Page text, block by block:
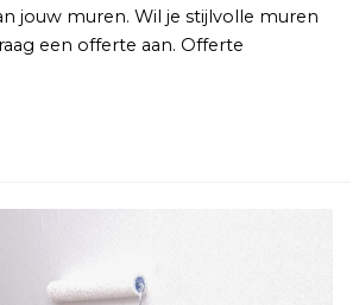
jouw muren. Wil je stijlvolle muren
een offerte aan. Offerte